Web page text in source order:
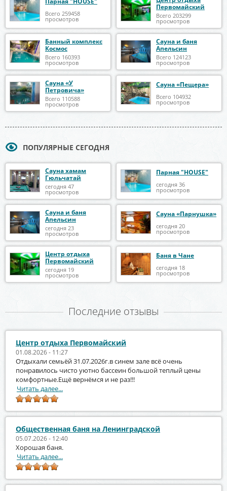
Всего 259458
просмотров
Первомайский
Всего 203299
просмотров
Банный комплекс
Космос
Всего 160393
просмотров
Сауна и баня
Апельсин
Всего 124123
просмотров
Сауна «У
Петровича»
Всего 110588
просмотров
Сауна «Пещера»
Всего 104932
просмотров
ПОПУЛЯРНЫЕ СЕГОДНЯ
Сауна хамам
Гюльчатай
сегодня 47
просмотров
Парная "HOUSE"
сегодня 36
просмотров
Сауна и баня
Апельсин
сегодня 23
просмотров
Сауна «Парнушка»
сегодня 20
просмотров
Центр отдыха
Первомайский
сегодня 19
просмотров
Баня в Чане
сегодня 18
просмотров
Последние отзывы
Центр отдыха Первомайский
01.08.2026 - 11:27
Отдыхали семьёй 31.07.2026г.в синем зале всё очень
понравилось чисто уютно бассеин большой теплый цены
комфортные.Ещё вернёмся и не раз!!!
Читать далее...
Общественная баня на Ленинградской
05.07.2026 - 12:40
Хорошая баня.
Читать далее...